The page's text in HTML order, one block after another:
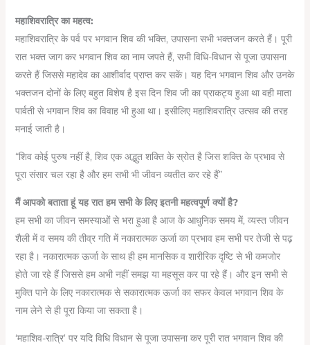
महाशिवरात्रि का महत्व:
महाशिवरात्रि के पर्व पर भगवान शिव की भक्ति, उपासना सभी भक्तजन करते हैं। पूरी
रात भक्त जाग कर भगवान शिव का नाम जपते हैं, सभी विधि-विधान से पूजा उपासना
करते हैं जिससे महादेव का आशीर्वाद प्राप्त कर सकें। यह दिन भगवान शिव और उनके
भक्तजन दोनों के लिए बहुत विशेष है इस दिन शिव जी का प्राकट्य हुआ था वही माता
पार्वती से भगवान शिव का विवाह भी हुआ था। इसीलिए महाशिवरात्रि उत्सव की तरह
मनाई जाती है।
“शिव कोई पुरुष नहीं है, शिव एक अद्भुत शक्ति के स्रोत है जिस शक्ति के प्रभाव से
पूरा संसार चल रहा है और हम सभी भी जीवन व्यतीत कर रहे हैं”
मैं आपको बताता हूं यह रात हम सभी के लिए इतनी महत्वपूर्ण क्यों है?
हम सभी का जीवन समस्याओं से भरा हुआ है आज के आधुनिक समय में, व्यस्त जीवन
शैली में व समय की तीव्र गति में नकारात्मक ऊर्जा का प्रभाव हम सभी पर तेजी से पढ़
रहा है। नकारात्मक ऊर्जा के साथ ही हम मानसिक व शारीरिक दृष्टि से भी कमजोर
होते जा रहे हैं जिससे हम अभी नहीं समझ या महसूस कर पा रहे हैं। और इन सभी से
मुक्ति पाने के लिए नकारात्मक से सकारात्मक ऊर्जा का सफर केवल भगवान शिव के
नाम लेने से ही पूरा किया जा सकता है।
‘महाशिव-रात्रि’ पर यदि विधि विधान से पूजा उपासना कर पूरी रात भगवान शिव की